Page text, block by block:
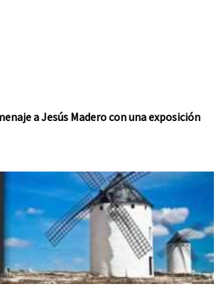
a Jesús Madero con una exposición